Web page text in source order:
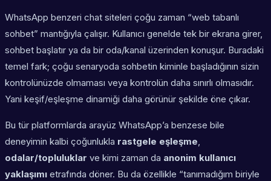
WhatsApp benzeri chat siteleri çoğu zaman “web tabanlı
sohbet” mantığıyla çalışır. Kullanıcı genelde tek bir ekrana girer,
sohbet başlatır ya da bir oda/kanal üzerinden konuşur. Buradaki
temel fark; çoğu senaryoda sohbetin kiminle başladığının sizin
kontrolünüzde olmaması veya kontrolün daha sınırlı olmasıdır.
Yani keşif/eşleşme dinamiği daha görünür şekilde öne çıkar.
Bu tür platformlarda arayüz WhatsApp’a benzese bile
deneyimin kalbi çoğunlukla rastgele eşleşme,
odalar/topluluklar ve kimi zaman da anonim kullanıcı
yaklaşımı etrafında döner. Bu da özellikle “tanımadığım biriyle